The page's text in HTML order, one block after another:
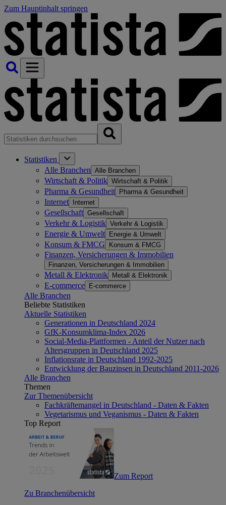
Zum Hauptinhalt springen
Statistiken
Alle Branchen Alle Branchen
Wirtschaft & Politik Wirtschaft & Politik
Pharma & Gesundheit Pharma & Gesundheit
Internet Internet
Gesellschaft Gesellschaft
Verkehr & Logistik Verkehr & Logistik
Energie & Umwelt Energie & Umwelt
Konsum & FMCG Konsum & FMCG
Finanzen, Versicherungen & Immobilien
Finanzen, Versicherungen & Immobilien
Metall & Elektronik Metall & Elektronik
E-commerce E-commerce
Alle Branchen
Beliebte Statistiken
Aktuelle Statistiken
Generationen in Deutschland 2024
GfK-Konsumklima-Index 2026
Social-Media-Plattformen - Anteil der Nutzer nach
Altersgruppen in Deutschland 2025
Inflationsrate in Deutschland 1992-2025
Entwicklung der Bauzinsen in Deutschland 2011-2026
Alle Branchen
Themen
Zur Themenübersicht
Fachkräftemangel in Deutschland - Daten & Fakten
Vegetarismus und Veganismus - Daten & Fakten
Top Report
Zum Report
Zu Branchenübersicht